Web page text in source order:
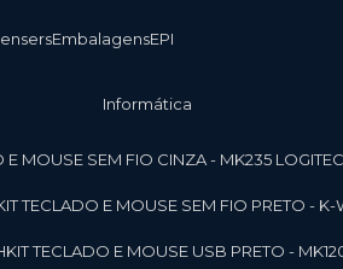
Embalagens EPI
Informática
E MOUSE SEM FIO CINZA - MK235
KIT TECLADO E MOUSE SEM FIO PRETO -
KIT TECLADO E MOUSE USB PRETO -